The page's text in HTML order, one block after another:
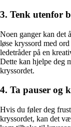
3. Tenk utenfor
Noen ganger kan det
løse kryssord med
ledetråder på en
Dette kan hjelpe deg
kryssordet.
4. Ta pauser og
Hvis du føler deg
kryssordet, kan det